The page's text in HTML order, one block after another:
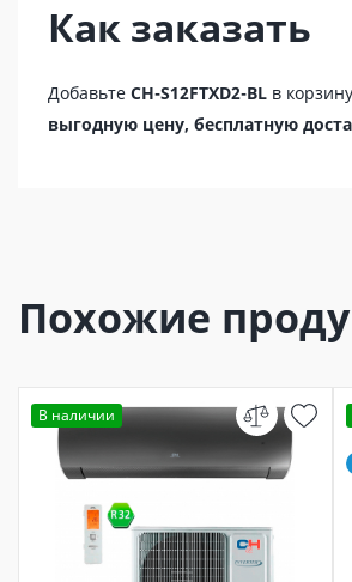
Как заказать
Добавьте CH-S12FTXD2-BL в
выгодную цену, бесплатную
Похожие
В наличии